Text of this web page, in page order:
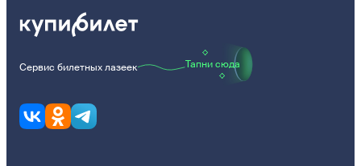
Сервис билетных лазеек Тапни сюда